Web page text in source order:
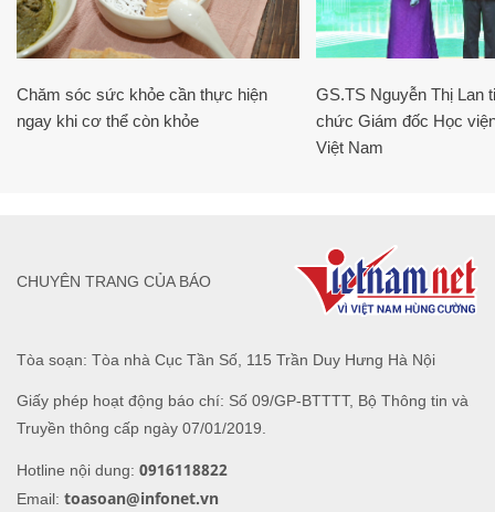
Chăm sóc sức khỏe cần thực hiện
ngay khi cơ thể còn khỏe
GS.TS Nguyễn Thị Lan
chức Giám đốc Học
Việt Nam
Tòa soạn: Tòa nhà Cục Tần Số, 115 Trần Duy Hưng Hà Nội
Giấy phép hoạt động báo chí: Số 09/GP-BTTTT, Bộ Thông tin và
Truyền thông cấp ngày 07/01/2019.
Hotline nội dung: 0916118822
Email: toasoan@infonet.vn
CHUYÊN TRANG CỦA BÁO